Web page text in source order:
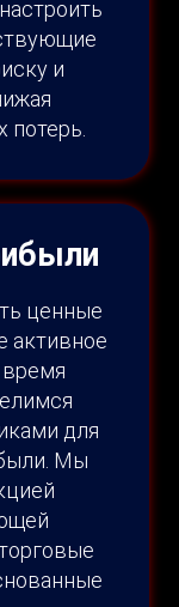
и
ценные
активное
время
для
Мы